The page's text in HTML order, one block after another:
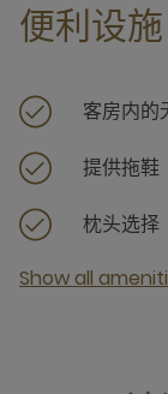
便利设施
客房内的
提供拖鞋
枕头选择
Show all